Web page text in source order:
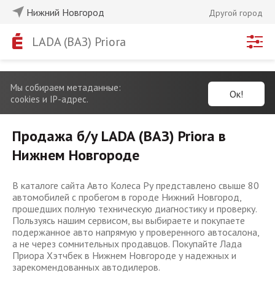
Нижний Новгород Другой город
LADA (ВАЗ) Priora
Мы собираем метаданные:
cookies и IP-адрес.
Ок!
Продажа б/у LADA (ВАЗ) Priora в
Нижнем Новгороде
В каталоге сайта Авто Колеса Ру представлено свыше 80
автомобилей с пробегом в городе Нижний Новгород,
прошедших полную техническую диагностику и проверку.
Пользуясь нашим сервисом, вы выбираете и покупаете
подержанное авто напрямую у проверенного автосалона,
а не через сомнительных продавцов. Покупайте Лада
Приора Хэтчбек в Нижнем Новгороде у надежных и
зарекомендованных автодилеров.